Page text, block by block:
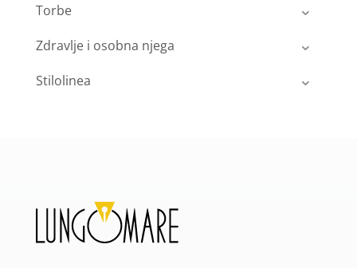
Torbe
Zdravlje i osobna njega
Stilolinea